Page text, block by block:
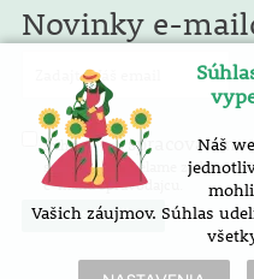
Novinky e-
Súhlasím sospracovaním
spravodaj zasielame
e-mailu spravodajcu.
Náš
Vašich záujmov. Súhlas